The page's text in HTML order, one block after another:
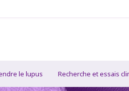
le lupus Recherche et essais